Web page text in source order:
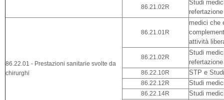
86.21.02R
Studi
86.22.01 - Prestazioni sanitarie svolte da
chirurghi
86.21.01R
medici che
attività
86.21.02R
Studi
86.22.10R
STP e
86.22.12R
Studi
86.22.14R
Studi